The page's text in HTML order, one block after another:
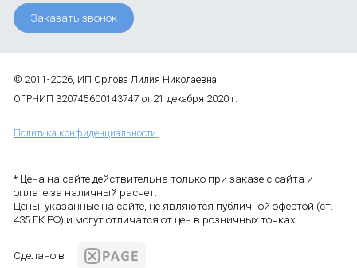
Заказать звонок
© 2011-2026, ИП Орлова Лилия Николаевна
ОГРНИП 320745600143747 от 21 декабря 2020 г.
Политика конфиденциальности
* Цена на сайте действительна только при заказе с сайта и
оплате за наличный расчет.
Цены, указанные на сайте, не являются публичной офертой (ст.
435 ГК РФ) и могут отличатся от цен в розничных точках.
Сделано в